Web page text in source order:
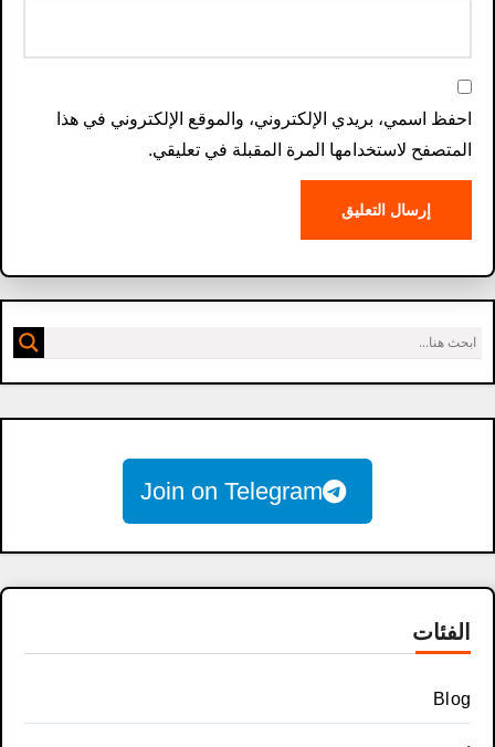
احفظ اسمي، بريدي الإلكتروني، والموقع الإلكتروني في هذا
المتصفح لاستخدامها المرة المقبلة في تعليقي.
Join on Telegram
الفئات
Blog